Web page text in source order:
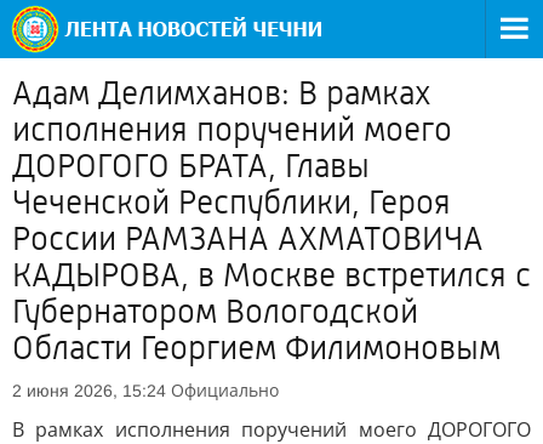
Адам Делимханов: В рамках
исполнения поручений моего
ДОРОГОГО БРАТА, Главы
Чеченской Республики, Героя
России РАМЗАНА АХМАТОВИЧА
КАДЫРОВА, в Москве встретился с
Губернатором Вологодской
Области Георгием Филимоновым
2 июня 2026, 15:24 Официально
В рамках исполнения поручений моего ДОРОГОГО